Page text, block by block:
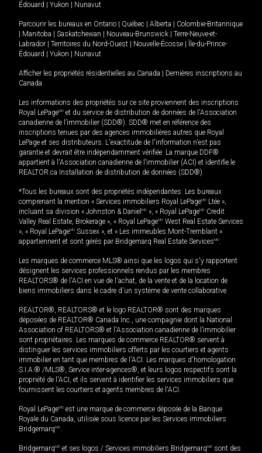
Édouard
Yukon Nunavut
Parcourir les bureaux en Ontario Québec Alberta
Colombie-Britannique
Manitoba Saskatchewan Nouveau-Brunswick
Terre-Neuve-et-
Labrador
Territoires du Nord-Ouest Nouvelle-Écosse
Île-du-Prince-
Édouard
Yukon Nunavut
Afficher les propriétés résidentielles au Canada
Dernières inscriptions au
Canada
Les informations des propriétés sur ce site proviennent des inscriptions
Royal LePageMD et du service de distribution de données de l'Association
canadienne de l’immobilier (SDD®). SDD® met en référence des
inscriptions tenues par des agences immobilières autres que Royal
LePage et ses distributeurs. L'exactitude de l'information n'est pas
garantie et devrait être indépendamment vérifiée. La marque DDF®
appartient à l'Association canadienne de l’immobilier (ACI) et identifie le
REALTOR.ca Installation de distribution de données (SDD®).
*Tous les bureaux sont des propriétés indépendantes. Les bureaux
comprenant la mention « Services immobiliers Royal LePageMD Ltée »,
incluant sa division « Johnston & Daniel MD », « Royal LePageMD Credit
Valley Real Estate, Brokerage », « Royal LePageMD West Real Estate Services
», « Royal LePageMD Sussex », et « Les immeubles Mont-Tremblant »
appartiennent et sont gérés par Bridgemarq Real Estate ServicesMD.
Les marques de commerce MLS® ainsi que les logos qui s'y rapportent
désignent les services professionnels rendus par les membres
REALTORS® de l'ACI en vue de l'achat, de la vente et de la location de
biens immobiliers dans le cadre d'un système de vente collaborative.
REALTOR®, REALTORS® et le logo REALTOR® sont des marques
déposées de REALTOR® Canada Inc., une compagnie dont la National
Association of REALTORS® et l'Association canadienne de l’immobilier
sont propriétaires. Les marques de commerce REALTOR® servent à
distinguer les services immobiliers offerts par les courtiers et agents
immobilier en tant que membres de l'ACI. Les marques d'homologation
S.I.A.® /MLS®, Service inter-agences®, et leurs logos respectifs sont la
propriété de l'ACI, et ils servent à identifier les services immobiliers que
fournissent les courtiers et agents membres de l'ACI.
Royal LePageMD est une marque de commerce déposée de la Banque
Royale du Canada, utilisée sous licence par les Services immobiliers
BridgemarqMD.
BridgemarqMD et ses logos / Services immobiliers BridgemarqMD sont des